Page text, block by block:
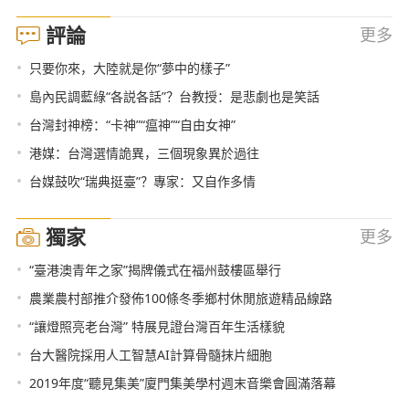
評論 更多
• 只要你來，大陸就是你“夢中的樣子”
• 島內民調藍綠“各説各話”？台教授：是悲劇也是笑話
• 台灣封神榜：“卡神”“瘟神”“自由女神”
• 港媒：台灣選情詭異，三個現象異於過往
• 台媒鼓吹“瑞典挺臺”？專家：又自作多情
獨家 更多
• “臺港澳青年之家”揭牌儀式在福州鼓樓區舉行
• 農業農村部推介發佈100條冬季鄉村休閒旅遊精品線路
• “讓燈照亮老台灣” 特展見證台灣百年生活樣貌
• 台大醫院採用人工智慧AI計算骨髓抹片細胞
• 2019年度“聽見集美”廈門集美學村週末音樂會圓滿落幕